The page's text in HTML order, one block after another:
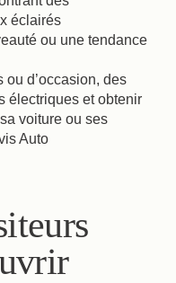
éclairés
ou une tendance
ou d’occasion, des
électriques et obtenir
voiture ou ses
Auto